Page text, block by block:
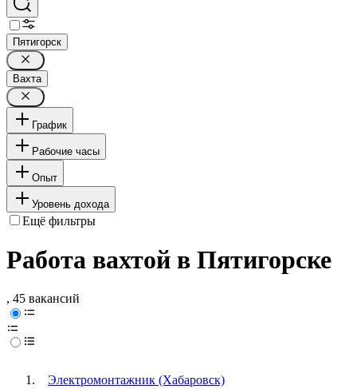
Пятигорск
Вахта
График
Рабочие часы
Опыт
Уровень дохода
Ещё фильтры
Работа вахтой в Пятигорске
, 45 вакансий
Электромонтажник (Хабаровск)